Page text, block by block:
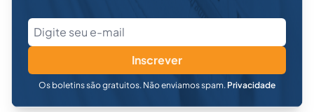
Inscrever
Os boletins são gratuitos. Não enviamos spam. Privacidade